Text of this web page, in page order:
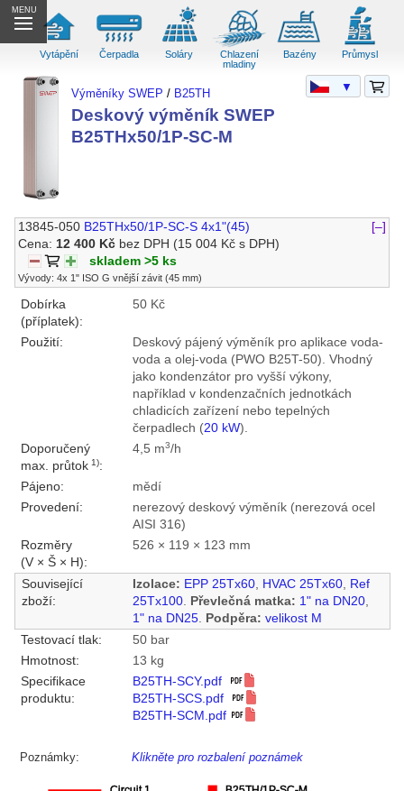
MENU
Vytápění Čerpadla Soláry
Chlazení
mladiny
Bazény Průmysl
Výměníky SWEP / B25TH
Deskový výměník SWEP
B25THx50/1P-SC-M
13845-050 B25THx50/1P-SC-S 4x1"(45)
[–]
Cena:12 400 Kč bez DPH (15 004 Kč s DPH)
skladem >5 ks
Vývody: 4x 1" ISO G vnější závit (45 mm)
Dobírka
(příplatek):
50 Kč
Použití:
Deskový pájený výměník pro aplikace voda-
voda a olej-voda (PWO B25T-50). Vhodný
jako kondenzátor pro vyšší výkony,
například v kondenzačních jednotkách
chladicích zařízení nebo tepelných
čerpadlech (20 kW).
Doporučený
max. průtok1):
4,5 m3/h
Pájeno:
mědí
Provedení:
nerezový deskový výměník (nerezová ocel
AISI 316)
Rozměry
(V × Š × H):
526 × 119 × 123 mm
Související
zboží:
Izolace: EPP 25Tx60, HVAC 25Tx60, Ref
25Tx100. Převlečná matka: 1" na DN20,
1" na DN25. Podpěra: velikost M
Testovací tlak:
50 bar
Hmotnost:
13 kg
Specifikace
produktu:
B25TH-SCY.pdf
B25TH-SCS.pdf
B25TH-SCM.pdf
Poznámky: Klikněte pro rozbalení poznámek
▼